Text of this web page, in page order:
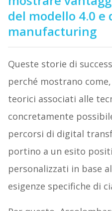
del modello 4.0 e
manufacturing
Queste storie di
perché mostrano
teorici associati alle
concretamente
percorsi di digital
portino a un esito
personalizzati in base
esigenze specifiche di